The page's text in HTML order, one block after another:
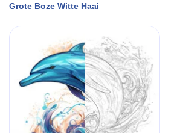
Grote Boze Witte Haai